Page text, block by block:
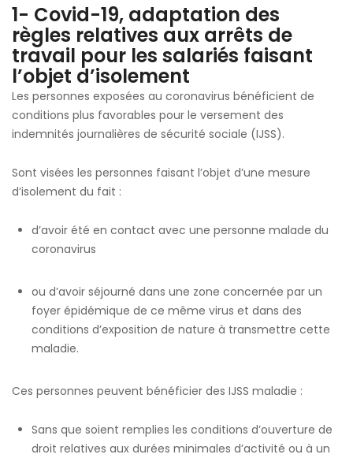
1- Covid-19, adaptation des
règles relatives aux arrêts de
travail pour les salariés faisant
l’objet d’isolement
Les personnes exposées au coronavirus bénéficient de
conditions plus favorables pour le versement des
indemnités journalières de sécurité sociale (IJSS).
Sont visées les personnes faisant l’objet d’une mesure
d’isolement du fait :
d’avoir été en contact avec une personne malade du
coronavirus
ou d’avoir séjourné dans une zone concernée par un
foyer épidémique de ce même virus et dans des
conditions d’exposition de nature à transmettre cette
maladie.
Ces personnes peuvent bénéficier des IJSS maladie :
Sans que soient remplies les conditions d’ouverture de
droit relatives aux durées minimales d’activité ou à un